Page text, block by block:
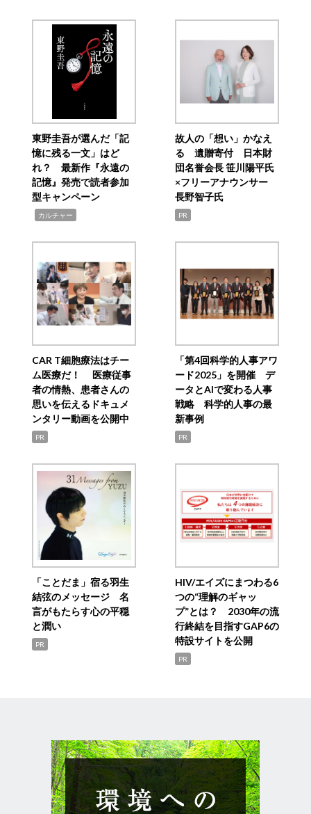
東野圭吾が選んだ「記
憶に残る一文」はど
れ？ 最新作『永遠の
記憶』発売で読者参加
型キャンペーン
カルチャー
故人の「想い」かなえ
る 遺贈寄付 日本財
団名誉会長 笹川陽平氏
×フリーアナウンサー
長野智子氏
PR
CAR T細胞療法はチー
ム医療だ！ 医療従事
者の情熱、患者さんの
思いを伝えるドキュメ
ンタリー動画を公開中
PR
「第4回科学的人事アワ
ード2025」を開催 デ
ータとAIで変わる人事
戦略 科学的人事の最
新事例
PR
「ことだま」宿る羽生
結弦のメッセージ 名
言がもたらす心の平穏
と潤い
PR
HIV/エイズにまつわる6
つの“理解のギャッ
プ”とは？ 2030年の流
行終結を目指すGAP6の
特設サイトを公開
PR